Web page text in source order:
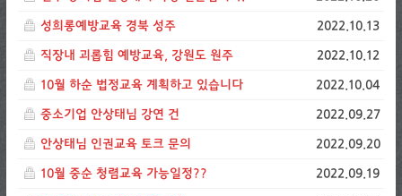
성희롱예방교육 경북 성주 2022.10.13
직장내 괴롭힘 예방교육, 강원도 원주 2022.10.12
10월 하순 법정교육 계획하고 있습니다 2022.10.04
중소기업 안상태님 강연 건 2022.09.27
안상태님 인권교육 토크 문의 2022.09.20
10월 중순 청렴교육 가능일정?? 2022.09.19